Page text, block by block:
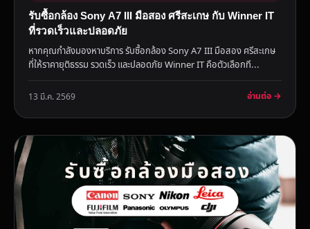
รับซื้อกล้อง Sony A7 III มือสอง ศรีสะเกษ กับ Winner IT
ที่รวดเร็วและปลอดภัย
หากคุณกำลังมองหาบริการ รับซื้อกล้อง Sony A7 III มือสอง ศรีสะเกษ
ที่ให้ราคายุติธรรม รวดเร็ว และปลอดภัย Winner IT คือตัวเลือกที...
13 มี.ค. 2569 อ่านต่อ →